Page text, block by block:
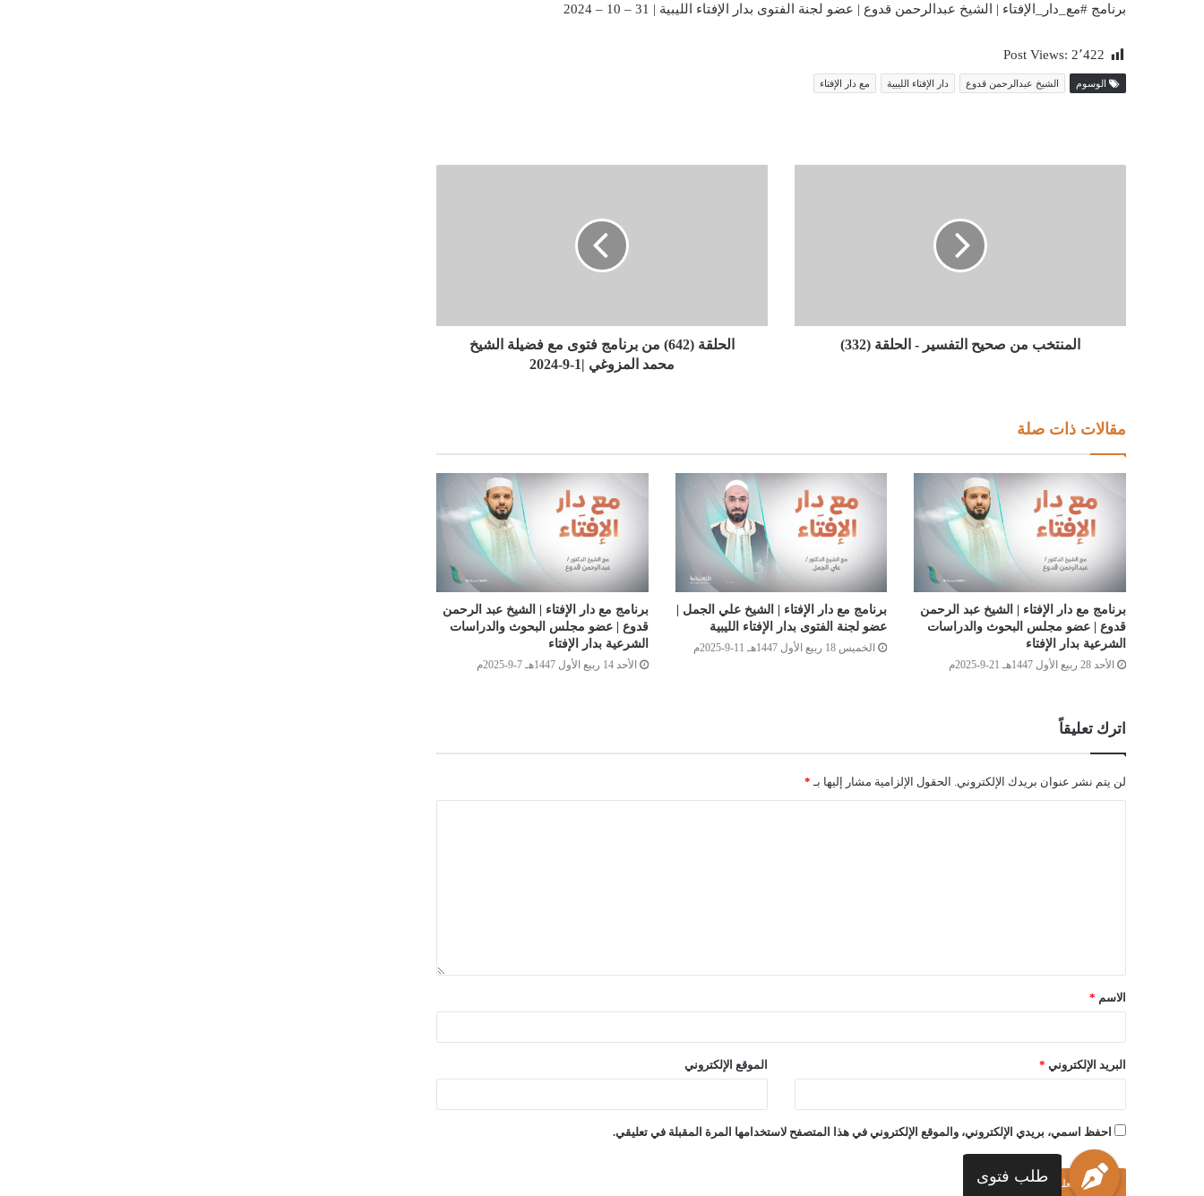
طلب فتوى
برنامج #مع_دار_الإفتاء | الشيخ عبدالرحمن قدوع | عضو لجنة الفتوى بدار الإفتاء الليبية | 31 – 10 – 2024
Post Views: 2٬422
الوسوم الشيخ عبدالرحمن قدوع دار الإفتاء الليبية مع دار الإفتاء
المنتخب من صحيح التفسير - الحلقة (332)
الحلقة (642) من برنامج فتوى مع فضيلة الشيخ
محمد المزوغي |1-9-2024
مقالات ذات صلة
برنامج مع دار الإفتاء | الشيخ عبد الرحمن
قدوع | عضو مجلس البحوث والدراسات
الشرعية بدار الإفتاء
الأحد 28 ربيع الأول 1447هـ 21-9-2025م
برنامج مع دار الإفتاء | الشيخ علي الجمل |
عضو لجنة الفتوى بدار الإفتاء الليبية
الخميس 18 ربيع الأول 1447هـ 11-9-2025م
برنامج مع دار الإفتاء | الشيخ عبد الرحمن
قدوع | عضو مجلس البحوث والدراسات
الشرعية بدار الإفتاء
الأحد 14 ربيع الأول 1447هـ 7-9-2025م
اترك تعليقاً
لن يتم نشر عنوان بريدك الإلكتروني. الحقول الإلزامية مشار إليها بـ *
الاسم *
البريد الإلكتروني * الموقع الإلكتروني
احفظ اسمي، بريدي الإلكتروني، والموقع الإلكتروني في هذا المتصفح لاستخدامها المرة المقبلة في تعليقي.